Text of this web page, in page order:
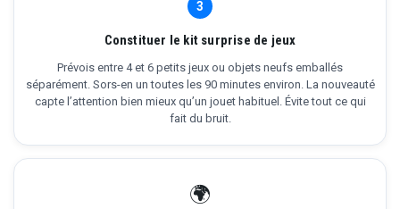
3
Constituer le kit surprise de jeux
Prévois entre 4 et 6 petits jeux ou objets neufs emballés
séparément. Sors-en un toutes les 90 minutes environ. La nouveauté
capte l’attention bien mieux qu’un jouet habituel. Évite tout ce qui
fait du bruit.
🌍